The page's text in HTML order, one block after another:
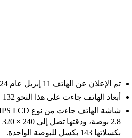
تم الإعلان عن الهاتف 11 إبريل عام 2024.
أبعاد الهاتف جاءت على هذا النحو 132 × 57 × 13.1 ملم.
بكسلاتها 143 بكسل للبوصة الواحدة.